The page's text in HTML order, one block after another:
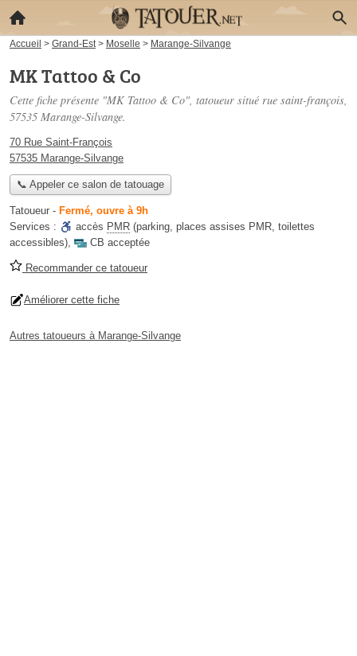
Accueil > Grand-Est > Moselle > Marange-Silvange
MK Tattoo & Co
Cette fiche présente "MK Tattoo & Co", tatoueur situé rue saint-françois,
57535 Marange-Silvange.
70 Rue Saint-François
57535 Marange-Silvange
📞 Appeler ce salon de tatouage
Tatoueur - Fermé, ouvre à 9h
Services :
accès PMR (parking, places assises PMR, toilettes
accessibles), CB acceptée
Recommander ce tatoueur
Améliorer cette fiche
Autres tatoueurs à Marange-Silvange